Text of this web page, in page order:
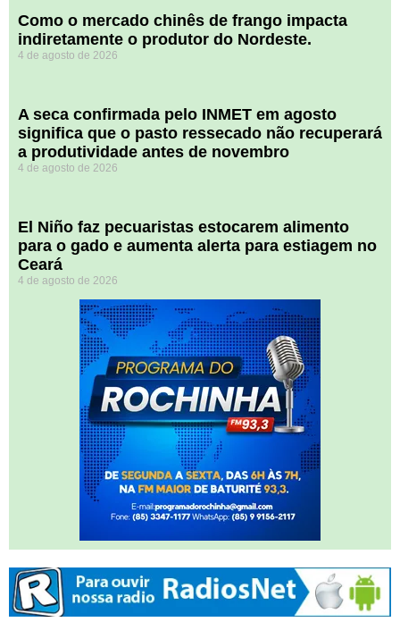
​Como o mercado chinês de frango impacta
indiretamente o produtor do Nordeste.
4 de agosto de 2026
A seca confirmada pelo INMET em agosto
significa que o pasto ressecado não recuperará
a produtividade antes de novembro
4 de agosto de 2026
El Niño faz pecuaristas estocarem alimento
para o gado e aumenta alerta para estiagem no
Ceará
4 de agosto de 2026